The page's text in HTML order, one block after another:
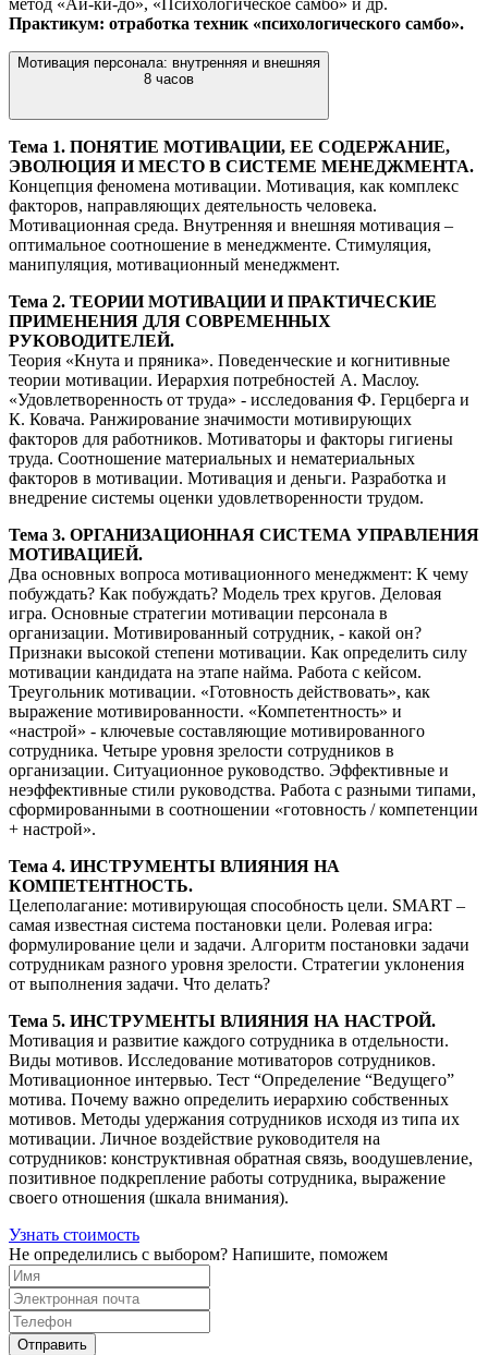
метод «Ай-ки-до», «Психологическое самбо» и др.
Практикум: отработка техник «психологического самбо».
Мотивация персонала: внутренняя и внешняя
8 часов
Тема 1. ПОНЯТИЕ МОТИВАЦИИ, ЕЕ СОДЕРЖАНИЕ,
ЭВОЛЮЦИЯ И МЕСТО В СИСТЕМЕ МЕНЕДЖМЕНТА.
Концепция феномена мотивации. Мотивация, как комплекс
факторов, направляющих деятельность человека.
Мотивационная среда. Внутренняя и внешняя мотивация –
оптимальное соотношение в менеджменте. Стимуляция,
манипуляция, мотивационный менеджмент.
Тема 2. ТЕОРИИ МОТИВАЦИИ И ПРАКТИЧЕСКИЕ
ПРИМЕНЕНИЯ ДЛЯ СОВРЕМЕННЫХ
РУКОВОДИТЕЛЕЙ.
Теория «Кнута и пряника». Поведенческие и когнитивные
теории мотивации. Иерархия потребностей А. Маслоу.
«Удовлетворенность от труда» - исследования Ф. Герцберга и
К. Ковача. Ранжирование значимости мотивирующих
факторов для работников. Мотиваторы и факторы гигиены
труда. Соотношение материальных и нематериальных
факторов в мотивации. Мотивация и деньги. Разработка и
внедрение системы оценки удовлетворенности трудом.
Тема 3. ОРГАНИЗАЦИОННАЯ СИСТЕМА УПРАВЛЕНИЯ
МОТИВАЦИЕЙ.
Два основных вопроса мотивационного менеджмент: К чему
побуждать? Как побуждать? Модель трех кругов. Деловая
игра. Основные стратегии мотивации персонала в
организации. Мотивированный сотрудник, - какой он?
Признаки высокой степени мотивации. Как определить силу
мотивации кандидата на этапе найма. Работа с кейсом.
Треугольник мотивации. «Готовность действовать», как
выражение мотивированности. «Компетентность» и
«настрой» - ключевые составляющие мотивированного
сотрудника. Четыре уровня зрелости сотрудников в
организации. Ситуационное руководство. Эффективные и
неэффективные стили руководства. Работа с разными типами,
сформированными в соотношении «готовность / компетенции
+ настрой».
Тема 4. ИНСТРУМЕНТЫ ВЛИЯНИЯ НА
КОМПЕТЕНТНОСТЬ.
Целеполагание: мотивирующая способность цели. SMART –
самая известная система постановки цели. Ролевая игра:
формулирование цели и задачи. Алгоритм постановки задачи
сотрудникам разного уровня зрелости. Стратегии уклонения
от выполнения задачи. Что делать?
Тема 5. ИНСТРУМЕНТЫ ВЛИЯНИЯ НА НАСТРОЙ.
Мотивация и развитие каждого сотрудника в отдельности.
Виды мотивов. Исследование мотиваторов сотрудников.
Мотивационное интервью. Тест “Определение “Ведущего”
мотива. Почему важно определить иерархию собственных
мотивов. Методы удержания сотрудников исходя из типа их
мотивации. Личное воздействие руководителя на
сотрудников: конструктивная обратная связь, воодушевление,
позитивное подкрепление работы сотрудника, выражение
своего отношения (шкала внимания).
Узнать стоимость
Не определились с выбором? Напишите, поможем
Отправить